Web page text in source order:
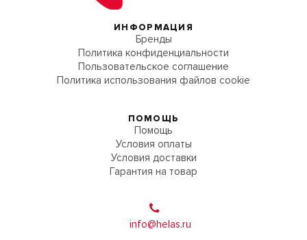
ИНФОРМАЦИЯ
Бренды
Политика конфиденциальности
Пользовательское соглашение
Политика использования файлов cookie
ПОМОЩЬ
Помощь
Условия оплаты
Условия доставки
Гарантия на товар
info@helas.ru